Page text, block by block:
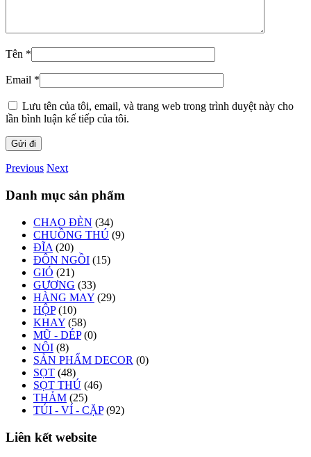
Tên *
Email *
Lưu tên của tôi, email, và trang web trong trình duyệt này cho
lần bình luận kế tiếp của tôi.
Previous Next
Danh mục sản phẩm
CHAO ĐÈN (34)
CHUỒNG THÚ (9)
ĐĨA (20)
ĐÔN NGỒI (15)
GIỎ (21)
GƯƠNG (33)
HÀNG MAY (29)
HỘP (10)
KHAY (58)
MŨ - DÉP (0)
NÔI (8)
SẢN PHẨM DECOR (0)
SỌT (48)
SỌT THÚ (46)
THẢM (25)
TÚI - VÍ - CẶP (92)
Liên kết website